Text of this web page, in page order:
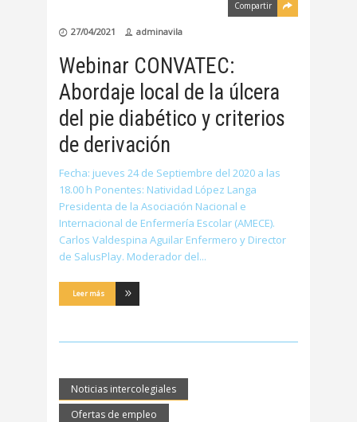
Compartir
27/04/2021 adminavila
Webinar CONVATEC:
Abordaje local de la úlcera
del pie diabético y criterios
de derivación
Fecha: jueves 24 de Septiembre del 2020 a las
18.00 h Ponentes: Natividad López Langa
Presidenta de la Asociación Nacional e
Internacional de Enfermería Escolar (AMECE).
Carlos Valdespina Aguilar Enfermero y Director
de SalusPlay. Moderador del
Leer más
Noticias intercolegiales
Ofertas de empleo